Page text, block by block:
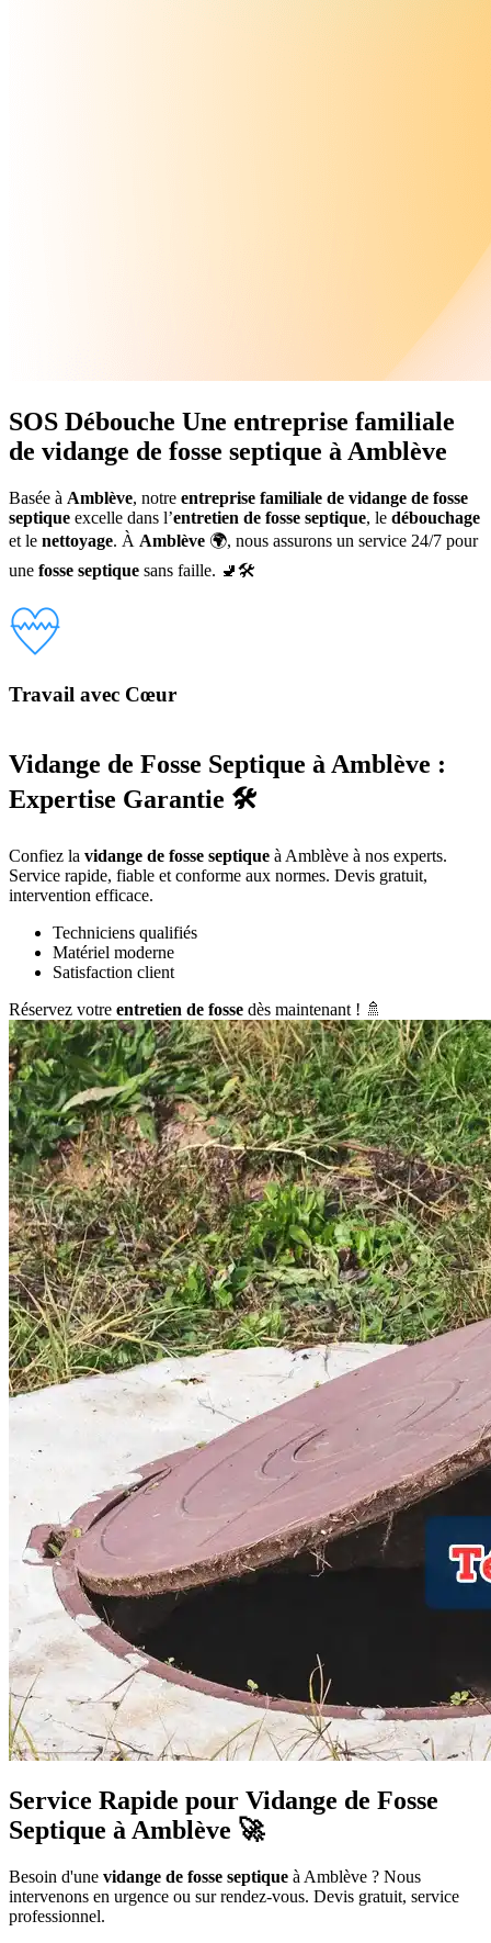
SOS Débouche Une entreprise familiale
de vidange de fosse septique à Amblève
Basée à Amblève, notre entreprise familiale de vidange de fosse
septique excelle dans l’entretien de fosse septique, le débouchage
et le nettoyage. À Amblève 🌍, nous assurons un service 24/7 pour
une fosse septique sans faille. 🚽🛠️
Travail avec Cœur
Vidange de Fosse Septique à Amblève :
Expertise Garantie 🛠️
Confiez la vidange de fosse septique à Amblève à nos experts.
Service rapide, fiable et conforme aux normes. Devis gratuit,
intervention efficace.
Techniciens qualifiés
Matériel moderne
Satisfaction client
Réservez votre entretien de fosse dès maintenant ! 🚿
Service Rapide pour Vidange de Fosse
Septique à Amblève 🚀
Besoin d'une vidange de fosse septique à Amblève ? Nous
intervenons en urgence ou sur rendez-vous. Devis gratuit, service
professionnel.